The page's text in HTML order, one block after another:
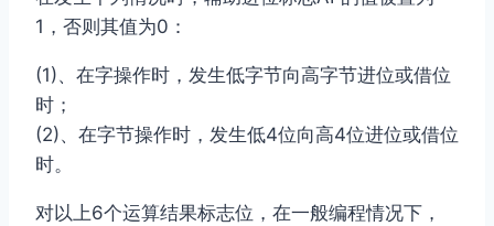
1，否则其值为0：
(1)、在字操作时，发生低字节向高字节进位或借位
时；
(2)、在字节操作时，发生低4位向高4位进位或借位
时。
对以上6个运算结果标志位，在一般编程情况下，